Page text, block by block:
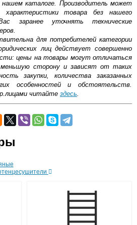
каталоге. Производитель может
характеристики товара без нашего
заранее уточнять технические
для потребителей категории
лиц действует совершенно
цены на товары могут отличаться
сторону и зависят от таких
закупки, количества заказанных
особенностей и обстоятельств.
читайте здесь.
Москве и Московской области
при получении товара как при
(Yandex-деньги, Web-money,